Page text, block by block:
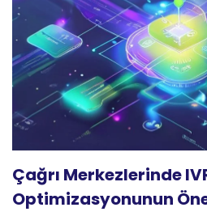
Çağrı Merkezlerinde
Optimizasyonunun